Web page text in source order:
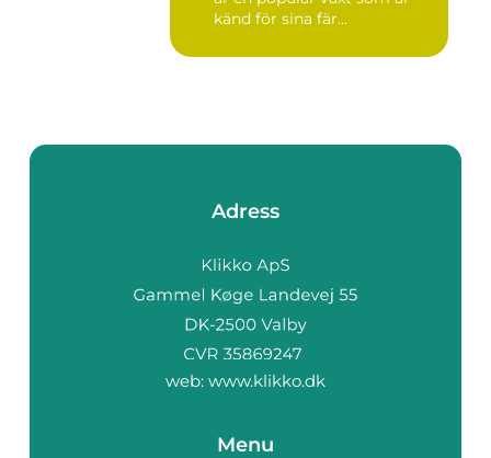
känd för sina fär...
Adress
web: www.klikko.dk
Menu